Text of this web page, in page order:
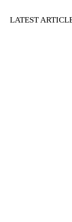
LATEST